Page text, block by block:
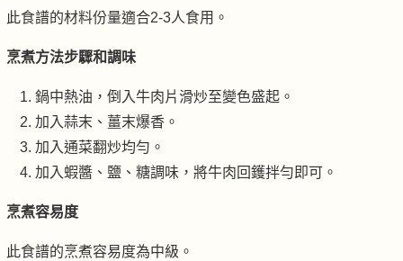
此食譜的材料份量適合2-3人食用。
烹煮方法步驟和調味
鍋中熱油，倒入牛肉片滑炒至變色盛起。
加入蒜末、薑末爆香。
加入通菜翻炒均勻。
加入蝦醬、鹽、糖調味，將牛肉回鑊拌勻即可。
烹煮容易度
此食譜的烹煮容易度為中級。